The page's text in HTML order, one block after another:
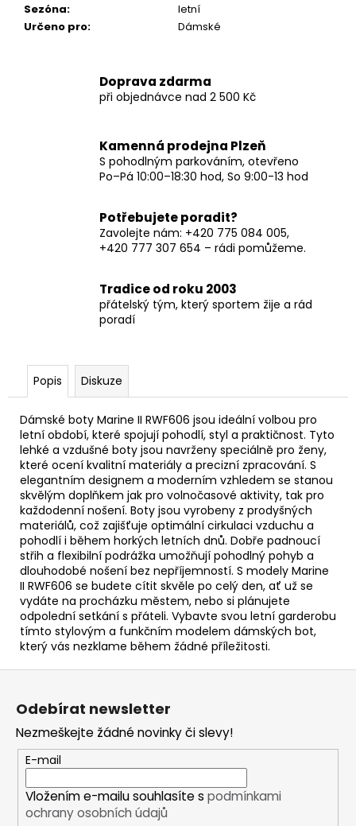
Sezóna:
letní
Určeno pro: Dámské
Doprava zdarma
při objednávce nad 2 500 Kč
Kamenná prodejna Plzeň
S pohodlným parkováním, otevřeno
Po–Pá 10:00–18:30 hod, So 9:00-13 hod
Potřebujete poradit?
Zavolejte nám: +420 775 084 005,
+420 777 307 654 – rádi pomůžeme.
Tradice od roku 2003
přátelský tým, který sportem žije a rád
poradí
Popis Diskuze
Dámské boty Marine II RWF606 jsou ideální volbou pro
letní období, které spojují pohodlí, styl a praktičnost. Tyto
lehké a vzdušné boty jsou navrženy speciálně pro ženy,
které ocení kvalitní materiály a precizní zpracování. S
elegantním designem a moderním vzhledem se stanou
skvělým doplňkem jak pro volnočasové aktivity, tak pro
každodenní nošení. Boty jsou vyrobeny z prodyšných
materiálů, což zajišťuje optimální cirkulaci vzduchu a
pohodlí i během horkých letních dnů. Dobře padnoucí
střih a flexibilní podrážka umožňují pohodlný pohyb a
dlouhodobé nošení bez nepříjemností. S modely Marine
II RWF606 se budete cítit skvěle po celý den, ať už se
vydáte na procházku městem, nebo si plánujete
odpolední setkání s přáteli. Vybavte svou letní garderobu
tímto stylovým a funkčním modelem dámských bot,
který vás nezklame během žádné příležitosti.
Z
Odebírat newsletter
Nezmeškejte žádné novinky či slevy!
E-mail
Vložením e-mailu souhlasíte s podmínkami
ochrany osobních údajů